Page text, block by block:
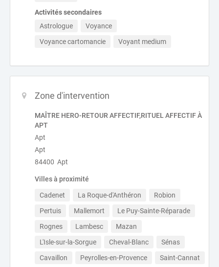
Activités secondaires
Astrologue
Voyance
Voyance cartomancie
Voyant medium
Zone d'intervention
MAÎTRE HERO-RETOUR AFFECTIF,RITUEL AFFECTIF À
APT
Apt
Apt
84400 Apt
Villes à proximité
Cadenet La Roque-d'Anthéron
Robion
Pertuis
Mallemort
Le Puy-Sainte-Réparade
Rognes
Lambesc
Mazan
L'Isle-sur-la-Sorgue
Cheval-Blanc
Sénas
Cavaillon
Peyrolles-en-Provence Saint-Cannat